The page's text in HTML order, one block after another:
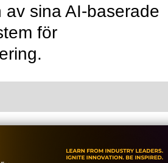
av sina AI-baserade
för